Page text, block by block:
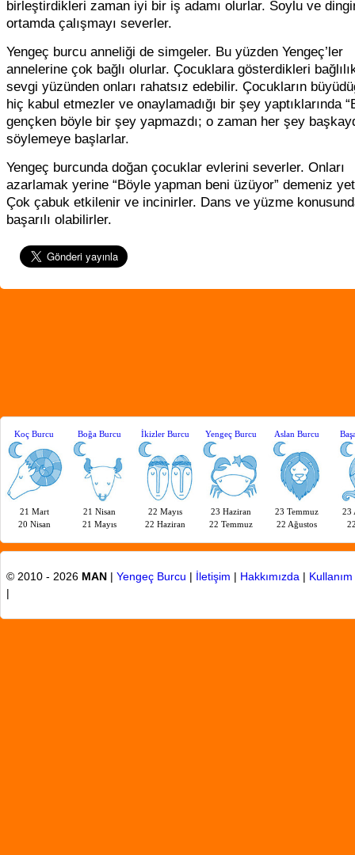
birleştirdikleri zaman iyi bir iş adamı olurlar. Soylu ve
ortamda çalışmayı severler.
Yengeç burcu anneliği de simgeler. Bu yüzden Yengeç’ler
annelerine çok bağlı olurlar. Çocuklara gösterdikleri
sevgi yüzünden onları rahatsız edebilir. Çocukların
hiç kabul etmezler ve onaylamadığı bir şey yaptıklarında
gençken böyle bir şey yapmazdı; o zaman her şey
söylemeye başlarlar.
Yengeç burcunda doğan çocuklar evlerini severler. Onları
azarlamak yerine “Böyle yapman beni üzüyor” demeniz
Çok çabuk etkilenir ve incinirler. Dans ve yüzme
başarılı olabilirler.
Koç Burcu
21 Mart
20 Nisan
Boğa Burcu
21 Nisan
21 Mayıs
İkizler Burcu
22 Mayıs
22 Haziran
Yengeç Burcu
23 Haziran
22 Temmuz
Aslan Burcu
23 Temmuz
22 Ağustos
23
© 2010 - 2026 MAN | Yengeç Burcu | İletişim | Hakkımızda |
|